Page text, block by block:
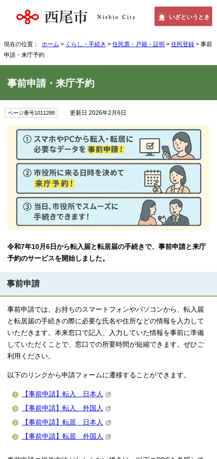
いざというとき
現在の位置： ホーム > くらし・手続き > 住民票・戸籍・証明 > 住民登録 > 事前
申請・来庁予約
事前申請・来庁予約
ページ番号1011288 更新日 2026年2月6日
令和7年10月6日から転入届と転居届の手続きで、事前申請と来庁
予約のサービスを開始しました。
事前申請
事前申請では、お持ちのスマートフォンやパソコンから、転入届
と転居届の手続きの際に必要な氏名や住所などの情報を入力して
いただきます。本来窓口で記入、入力していた情報を事前に準備
していただくことで、窓口での所要時間が短縮できます。ぜひご
利用ください。
以下のリンクから申請フォームに遷移することができます。
【事前申請】転入 日本人
【事前申請】転入 外国人
【事前申請】転居 日本人
【事前申請】転居 外国人